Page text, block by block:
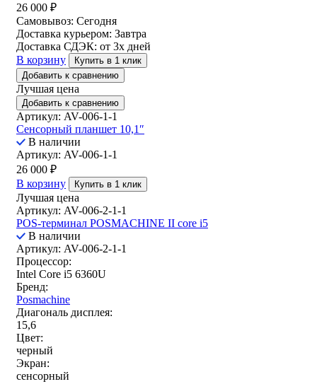
26 000 ₽
Самовывоз: Сегодня
Доставка курьером: Завтра
Доставка СДЭК: от 3х дней
В корзину
Купить в 1 клик
Добавить к сравнению
Лучшая цена
Добавить к сравнению
Артикул: AV-006-1-1
Сенсорный планшет 10,1″
В наличии
Артикул: AV-006-1-1
26 000 ₽
В корзину
Купить в 1 клик
Лучшая цена
Артикул: AV-006-2-1-1
POS-терминал POSMACHINE II core i5
В наличии
Артикул: AV-006-2-1-1
Процессор:
Intel Core i5 6360U
Бренд:
Posmachine
Диагональ дисплея:
15,6
Цвет:
черный
Экран:
сенсорный